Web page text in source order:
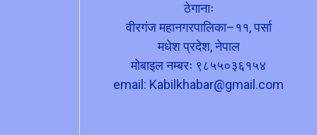
ठेगानाः
वीरगंज महानगरपालिका–११, पर्सा
मधेश प्रदेश, नेपाल
मोबाइल नम्बरः ९८५५०३६१५४
email: Kabilkhabar@gmail.com